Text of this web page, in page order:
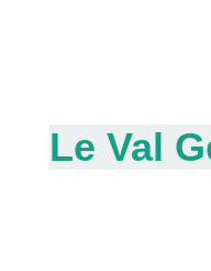
Le Val